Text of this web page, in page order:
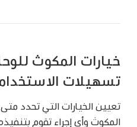
خيارات المكوث
تسهيلات
تعيين الخيارات التي تحدد متى
المكوث وأي إجراء تقوم